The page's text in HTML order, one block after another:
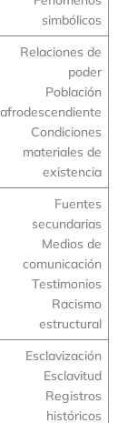
simbólicos
Relaciones de
poder
Población
afrodescendiente
Condiciones
materiales de
existencia
Fuentes
secundarias
Medios de
comunicación
Testimonios
Racismo
estructural
Esclavización
Esclavitud
Registros
históricos